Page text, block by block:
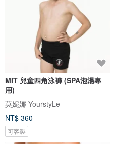
MIT 兒童四角泳褲 (SPA泡湯專
用)
莫妮娜 YourstyLe
NT$ 360
可客製